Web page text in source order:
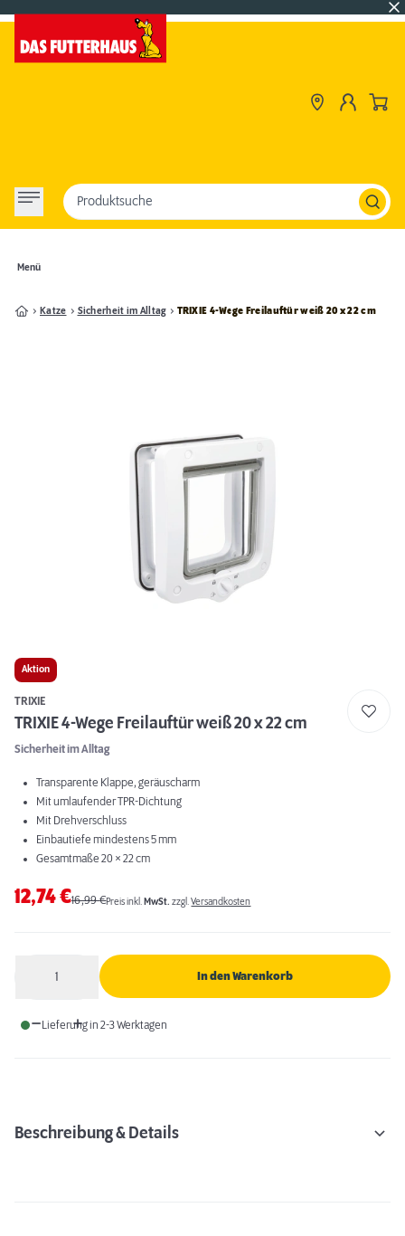
Menü
Produktsuche
Katze Sicherheit im Alltag TRIXIE 4-Wege Freilauftür weiß 20 x 22 cm
Aktion
TRIXIE
TRIXIE 4-Wege Freilauftür weiß 20 x 22 cm
Sicherheit im Alltag
Transparente Klappe, geräuscharm
Mit umlaufender TPR-Dichtung
Mit Drehverschluss
Einbautiefe mindestens 5 mm
Gesamtmaße 20 × 22 cm
12,74€16,99€Preis inkl. MwSt. zzgl.Versandkosten
1 In den Warenkorb
Lieferung in 2-3 Werktagen
Beschreibung & Details